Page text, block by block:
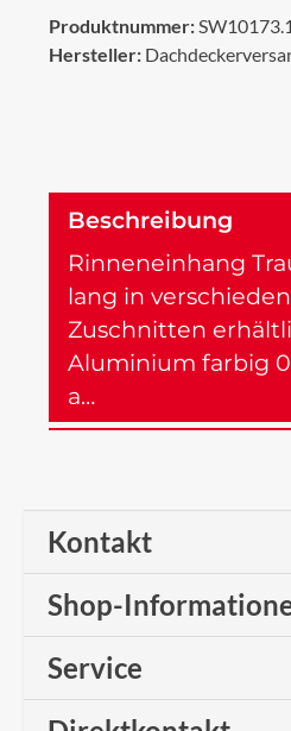
Produktnummer:
Hersteller:
Beschreibung
Rinneneinhang
lang in
Zuschnitten
Aluminium farbig
a…
Kontakt
Shop-
Service